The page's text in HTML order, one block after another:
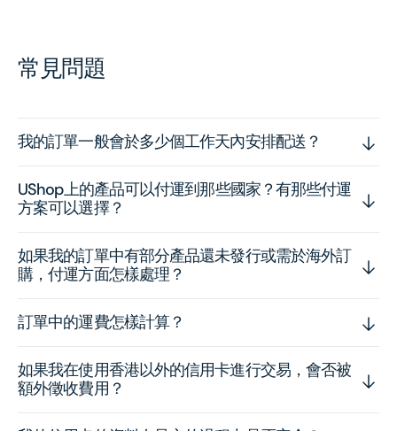
常見問題
我的訂單一般會於多少個工作天內安排配送？
UShop上的產品可以付運到那些國家？有那些付運
方案可以選擇？
如果我的訂單中有部分產品還未發行或需於海外訂
購，付運方面怎樣處理？
訂單中的運費怎樣計算？
如果我在使用香港以外的信用卡進行交易，會否被
額外徵收費用？